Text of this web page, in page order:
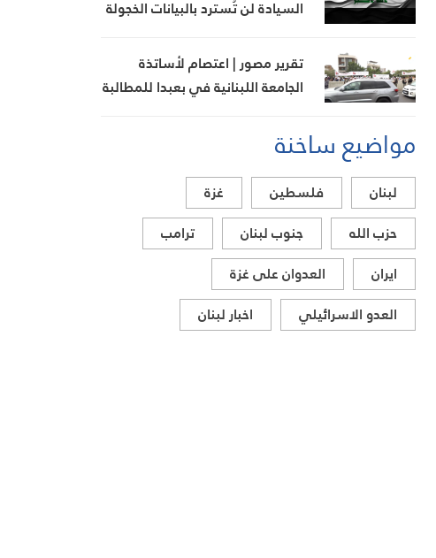
السيادة لن تُسترد بالبيانات الخجولة
تقرير مصور | اعتصام لأساتذة
الجامعة اللبنانية في بعبدا للمطالبة
مواضيع ساخنة
لبنان فلسطين
غزة
حزب الله
جنوب لبنان
ترامب
ايران
العدوان على غزة
العدو الاسرائيلي
اخبار لبنان